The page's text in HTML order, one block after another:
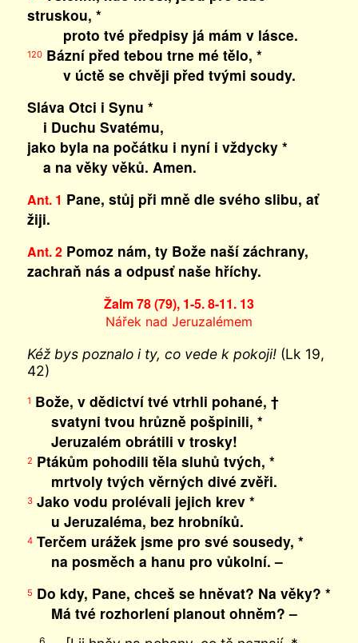
struskou, *
proto tvé předpisy já mám v lásce.
120Bázní před tebou trne mé tělo, *
v úctě se chvěji před tvými soudy.
Sláva Otci i Synu *
i Duchu Svatému,
jako byla na počátku i nyní i vždycky *
a na věky věků. Amen.
Ant. 1 Pane, stůj při mně dle svého slibu, ať
žiji.
Ant. 2Pomoz nám, ty Bože naší záchrany,
zachraň nás a odpusť naše hříchy.
Žalm 78 (79), 1-5. 8-11. 13
Nářek nad Jeruzalémem
Kéž bys poznalo i ty, co vede k pokoji!(Lk 19,
42)
1 Bože, v dědictví tvé vtrhli pohané, †
svatyni tvou hrůzně pošpinili, *
Jeruzalém obrátili v trosky!
2 Ptákům pohodili těla sluhů tvých, *
mrtvoly tvých věrných divé zvěři.
3Jako vodu prolévali jejich krev *
u Jeruzaléma, bez hrobníků.
4Terčem urážek jsme pro své sousedy, *
na posměch a hanu pro vůkolní. –
5 Do kdy, Pane, chceš se hněvat? Na věky? *
Má tvé rozhorlení planout ohněm? –